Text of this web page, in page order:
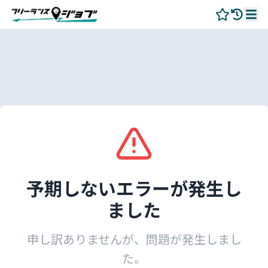
予期しないエラーが発生し
ました
申し訳ありませんが、問題が発生しまし
た。